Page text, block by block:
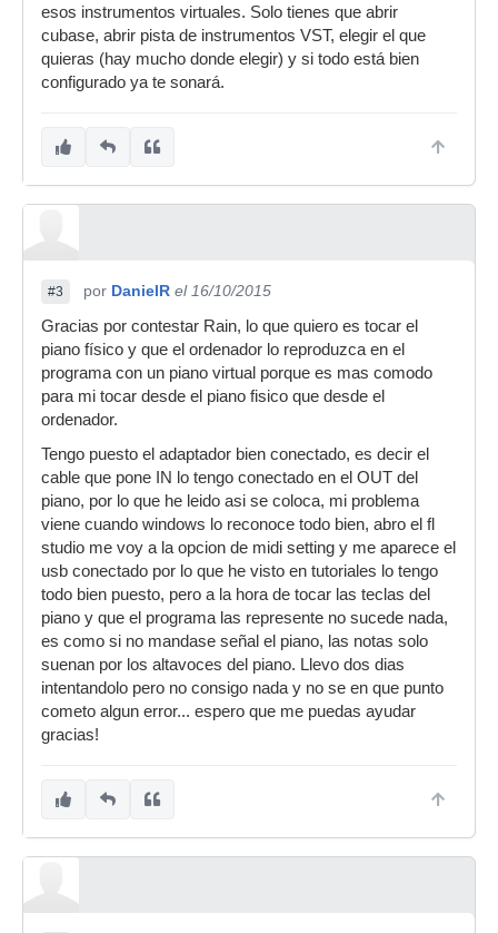
esos instrumentos virtuales. Solo tienes que abrir
cubase, abrir pista de instrumentos VST, elegir el que
quieras (hay mucho donde elegir) y si todo está bien
configurado ya te sonará.
#3 por DanielR el 16/10/2015
Gracias por contestar Rain, lo que quiero es tocar el
piano físico y que el ordenador lo reproduzca en el
programa con un piano virtual porque es mas comodo
para mi tocar desde el piano fisico que desde el
ordenador.
Tengo puesto el adaptador bien conectado, es decir el
cable que pone IN lo tengo conectado en el OUT del
piano, por lo que he leido asi se coloca, mi problema
viene cuando windows lo reconoce todo bien, abro el fl
studio me voy a la opcion de midi setting y me aparece el
usb conectado por lo que he visto en tutoriales lo tengo
todo bien puesto, pero a la hora de tocar las teclas del
piano y que el programa las represente no sucede nada,
es como si no mandase señal el piano, las notas solo
suenan por los altavoces del piano. Llevo dos dias
intentandolo pero no consigo nada y no se en que punto
cometo algun error... espero que me puedas ayudar
gracias!